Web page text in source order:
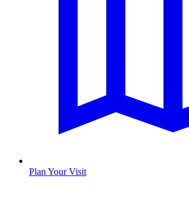
Plan Your Visit